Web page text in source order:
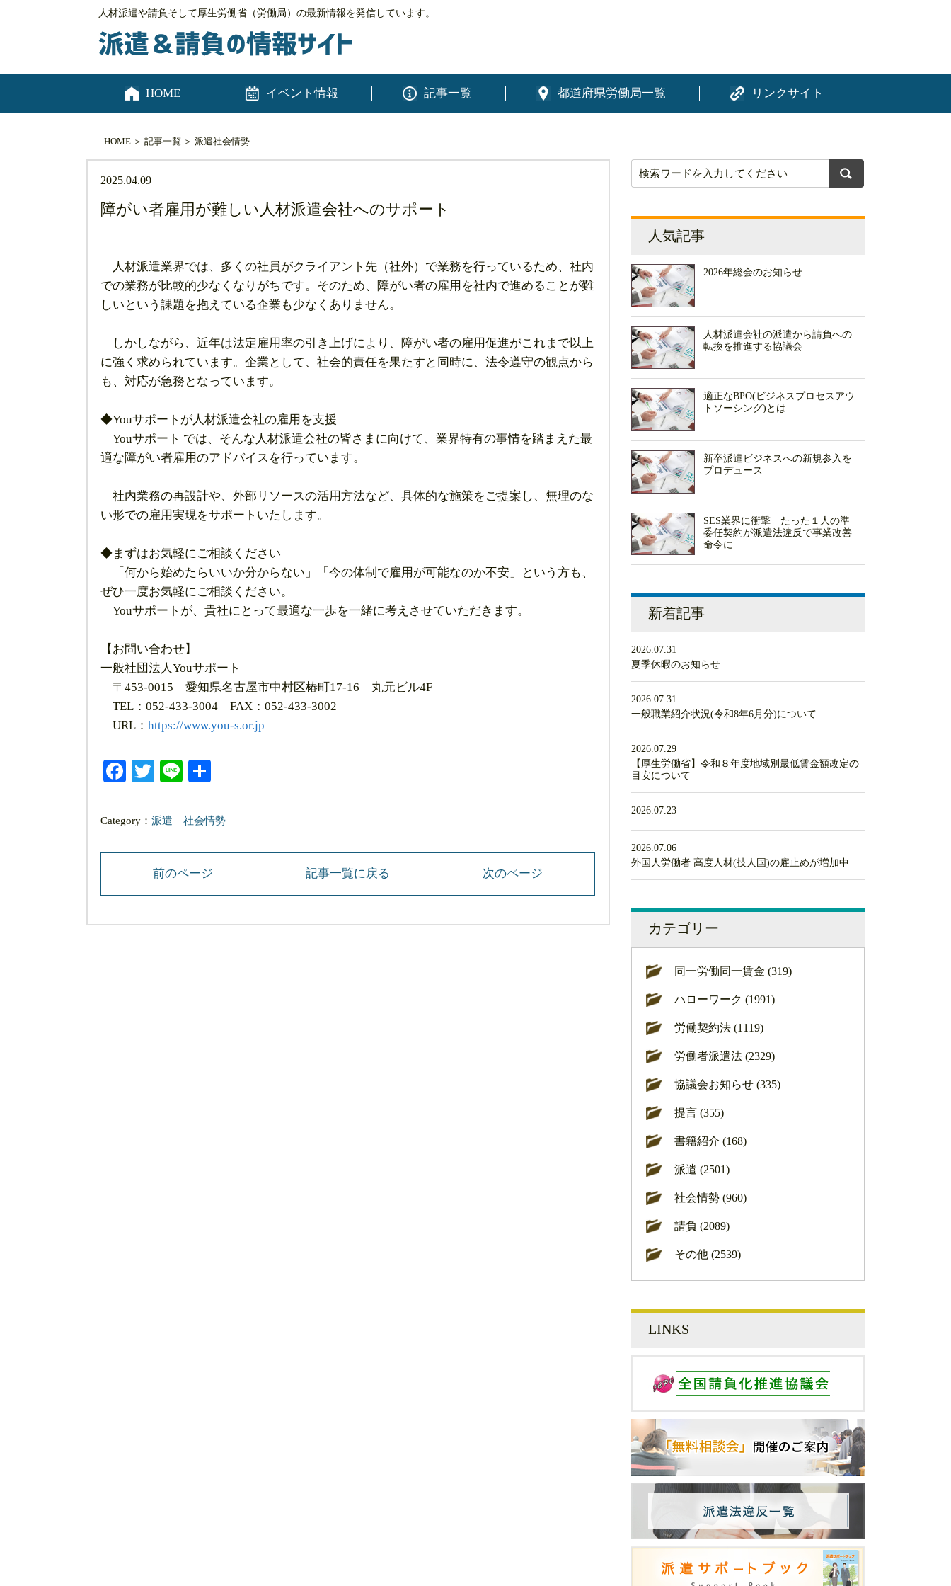
人材派遣や請負そして厚生労働省（労働局）の最新情報を発信しています。
HOME イベント情報 記事一覧 都道府県労働局一覧 リンクサイト
HOME ＞ 記事一覧 ＞ 派遣社会情勢
2025.04.09
障がい者雇用が難しい人材派遣会社へのサポート
人材派遣業界では、多くの社員がクライアント先（社外）で業務を行っているため、社内
での業務が比較的少なくなりがちです。そのため、障がい者の雇用を社内で進めることが難
しいという課題を抱えている企業も少なくありません。
しかしながら、近年は法定雇用率の引き上げにより、障がい者の雇用促進がこれまで以上
に強く求められています。企業として、社会的責任を果たすと同時に、法令遵守の観点から
も、対応が急務となっています。
◆Youサポートが人材派遣会社の雇用を支援
Youサポート では、そんな人材派遣会社の皆さまに向けて、業界特有の事情を踏まえた最
適な障がい者雇用のアドバイスを行っています。
社内業務の再設計や、外部リソースの活用方法など、具体的な施策をご提案し、無理のな
い形での雇用実現をサポートいたします。
◆まずはお気軽にご相談ください
「何から始めたらいいか分からない」「今の体制で雇用が可能なのか不安」という方も、
ぜひ一度お気軽にご相談ください。
Youサポートが、貴社にとって最適な一歩を一緒に考えさせていただきます。
【お問い合わせ】
一般社団法人Youサポート
〒453-0015 愛知県名古屋市中村区椿町17-16 丸元ビル4F
TEL：052-433-3004 FAX：052-433-3002
URL： https://www.you-s.or.jp
Facebook
Twitter
Line
Category： 派遣 社会情勢
前のページ 記事一覧に戻る 次のページ
人気記事
2026年総会のお知らせ
人材派遣会社の派遣から請負への
転換を推進する協議会
適正なBPO(ビジネスプロセスアウ
トソーシング)とは
新卒派遣ビジネスへの新規参入を
プロデュース
SES業界に衝撃 たった１人の準
委任契約が派遣法違反で事業改善
命令に
新着記事
2026.07.31
夏季休暇のお知らせ
2026.07.31
一般職業紹介状況(令和8年6月分)について
2026.07.29
【厚生労働省】令和８年度地域別最低賃金額改定の
目安について
2026.07.23
2026.07.06
外国人労働者 高度人材(技人国)の雇止めが増加中
カテゴリー
同一労働同一賃金 (319)
ハローワーク (1991)
労働契約法 (1119)
労働者派遣法 (2329)
協議会お知らせ (335)
提言 (355)
書籍紹介 (168)
派遣 (2501)
社会情勢 (960)
請負 (2089)
その他 (2539)
LINKS